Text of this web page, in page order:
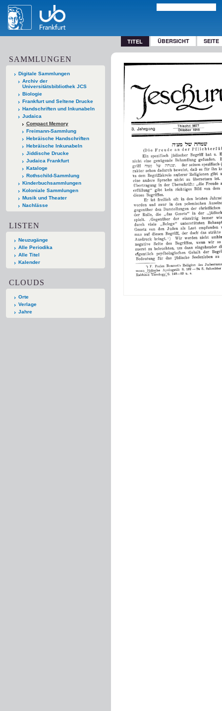
TITEL ÜBERSICHT SEITE
SAMMLUNGEN
Digitale Sammlungen
Archiv der
Universitätsbibliothek JCS
Biologie
Frankfurt und Seltene Drucke
Handschriften und Inkunabeln
Judaica
Compact Memory
Freimann-Sammlung
Hebräische Handschriften
Hebräische Inkunabeln
Jiddische Drucke
Judaica Frankfurt
Kataloge
Rothschild-Sammlung
Kinderbuchsammlungen
Koloniale Sammlungen
Musik und Theater
Nachlässe
LISTEN
Neuzugänge
Alle Periodika
Alle Titel
Kalender
CLOUDS
Orte
Verlage
Jahre